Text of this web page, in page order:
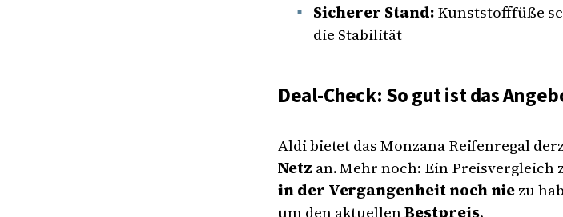
Sicherer Stand:Kunststofffüße
die Stabilität
Deal-Check: So gut ist das
Aldi bietet das Monzana Reifenregal
Netz an. Mehr noch: Ein Preisvergleich
in der Vergangenheit noch niezu
um den aktuellenBestpreis.